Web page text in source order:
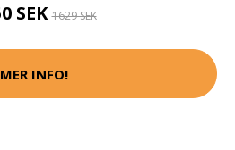
SEK1629 SEK
MER INFO!